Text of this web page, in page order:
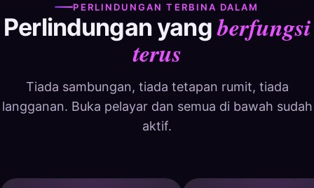
PERLINDUNGAN TERBINA DALAM
Perlindungan yangberfungsi
terus
Tiada sambungan, tiada tetapan rumit, tiada
langganan. Buka pelayar dan semua di bawah sudah
aktif.